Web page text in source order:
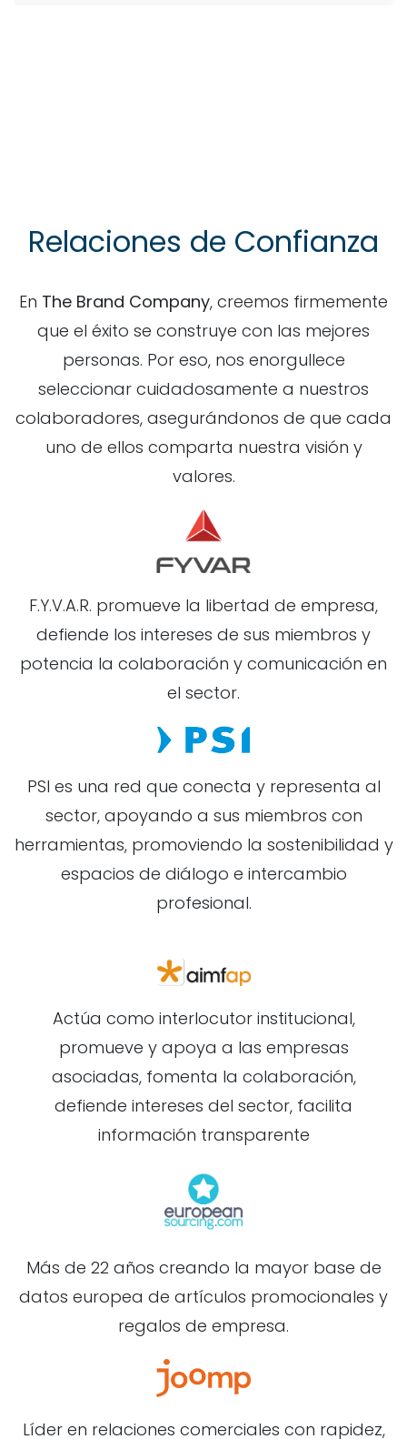
Relaciones de Confianza
En The Brand Company, creemos firmemente
que el éxito se construye con las mejores
personas. Por eso, nos enorgullece
seleccionar cuidadosamente a nuestros
colaboradores, asegurándonos de que cada
uno de ellos comparta nuestra visión y
valores.
F.Y.V.A.R. promueve la libertad de empresa,
defiende los intereses de sus miembros y
potencia la colaboración y comunicación en
el sector.
PSI es una red que conecta y representa al
sector, apoyando a sus miembros con
herramientas, promoviendo la sostenibilidad y
espacios de diálogo e intercambio
profesional.
Actúa como interlocutor institucional,
promueve y apoya a las empresas
asociadas, fomenta la colaboración,
defiende intereses del sector, facilita
información transparente
Más de 22 años creando la mayor base de
datos europea de artículos promocionales y
regalos de empresa.
Líder en relaciones comerciales con rapidez,